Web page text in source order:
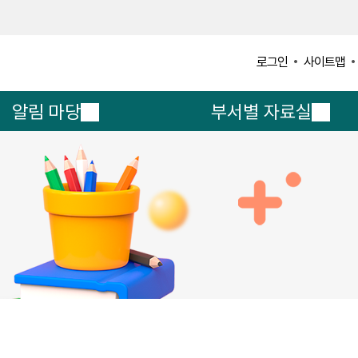
로그인 사이트맵
알림 마당 부서별 자료실